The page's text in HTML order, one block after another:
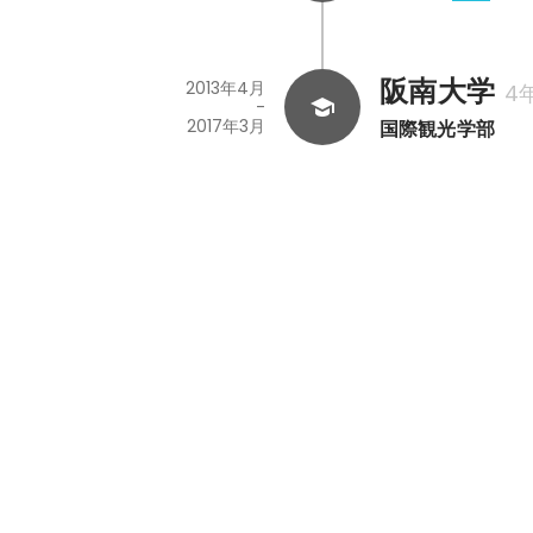
阪南大学 4
国際観光学部
2013年4月
-
2017年3月